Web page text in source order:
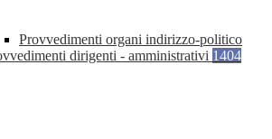
Provvedimenti organi indirizzo-politico
dirigenti - amministrativi 1404